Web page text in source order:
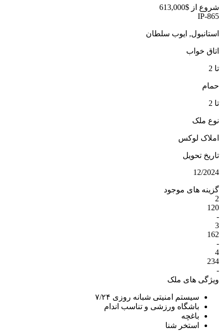
شروع از $613,000
IP-865
استانبول, ایوب سلطان
اتاق خواب
تا 2
حمام
تا 2
نوع ملک
املاک لوکس
تاریخ تحویل
12/2024
گزینه های موجود
2
120
-
3
162
-
4
234
-
ویژگی های ملک
سیستم امنیتی شبانه روزی ۷/۲۴
باشگاه ورزشی و تناسب اندام
باغچه
استخر شنا